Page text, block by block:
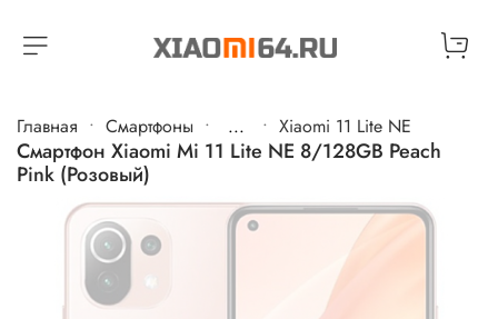
Главная Cмартфоны ... Xiaomi 11 Lite NE
Смартфон Xiaomi Mi 11 Lite NE 8/128GB Peach
Pink​ (Розовый)